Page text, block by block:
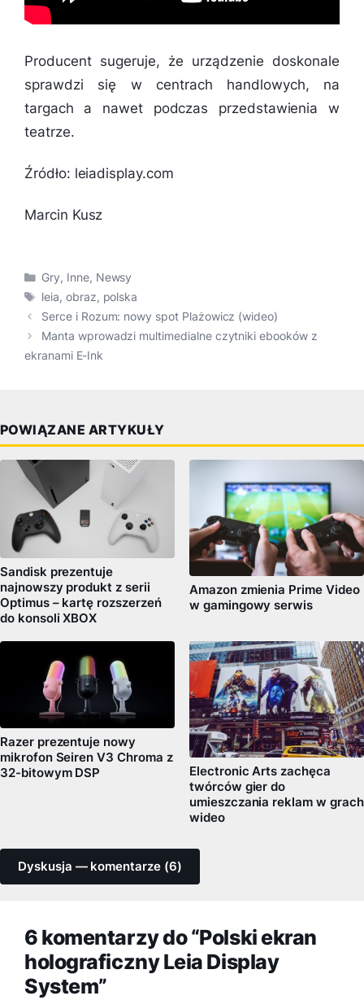
Producent sugeruje, że urządzenie doskonale
sprawdzi się w centrach handlowych, na
targach a nawet podczas przedstawienia w
teatrze.
Źródło: leiadisplay.com
Marcin Kusz
Kategorie
Gry, Inne, Newsy
Tagi
leia, obraz, polska
Serce i Rozum: nowy spot Plażowicz (wideo)
Manta wprowadzi multimedialne czytniki ebooków z
ekranami E-Ink
POWIĄZANE ARTYKUŁY
Sandisk prezentuje
najnowszy produkt z serii
Optimus – kartę rozszerzeń
do konsoli XBOX
Amazon zmienia Prime Video
w gamingowy serwis
Razer prezentuje nowy
mikrofon Seiren V3 Chroma z
32-bitowym DSP
Electronic Arts zachęca
twórców gier do
umieszczania reklam w grach
wideo
Dyskusja — komentarze (6)
6 komentarzy do “Polski ekran
holograficzny Leia Display
System”